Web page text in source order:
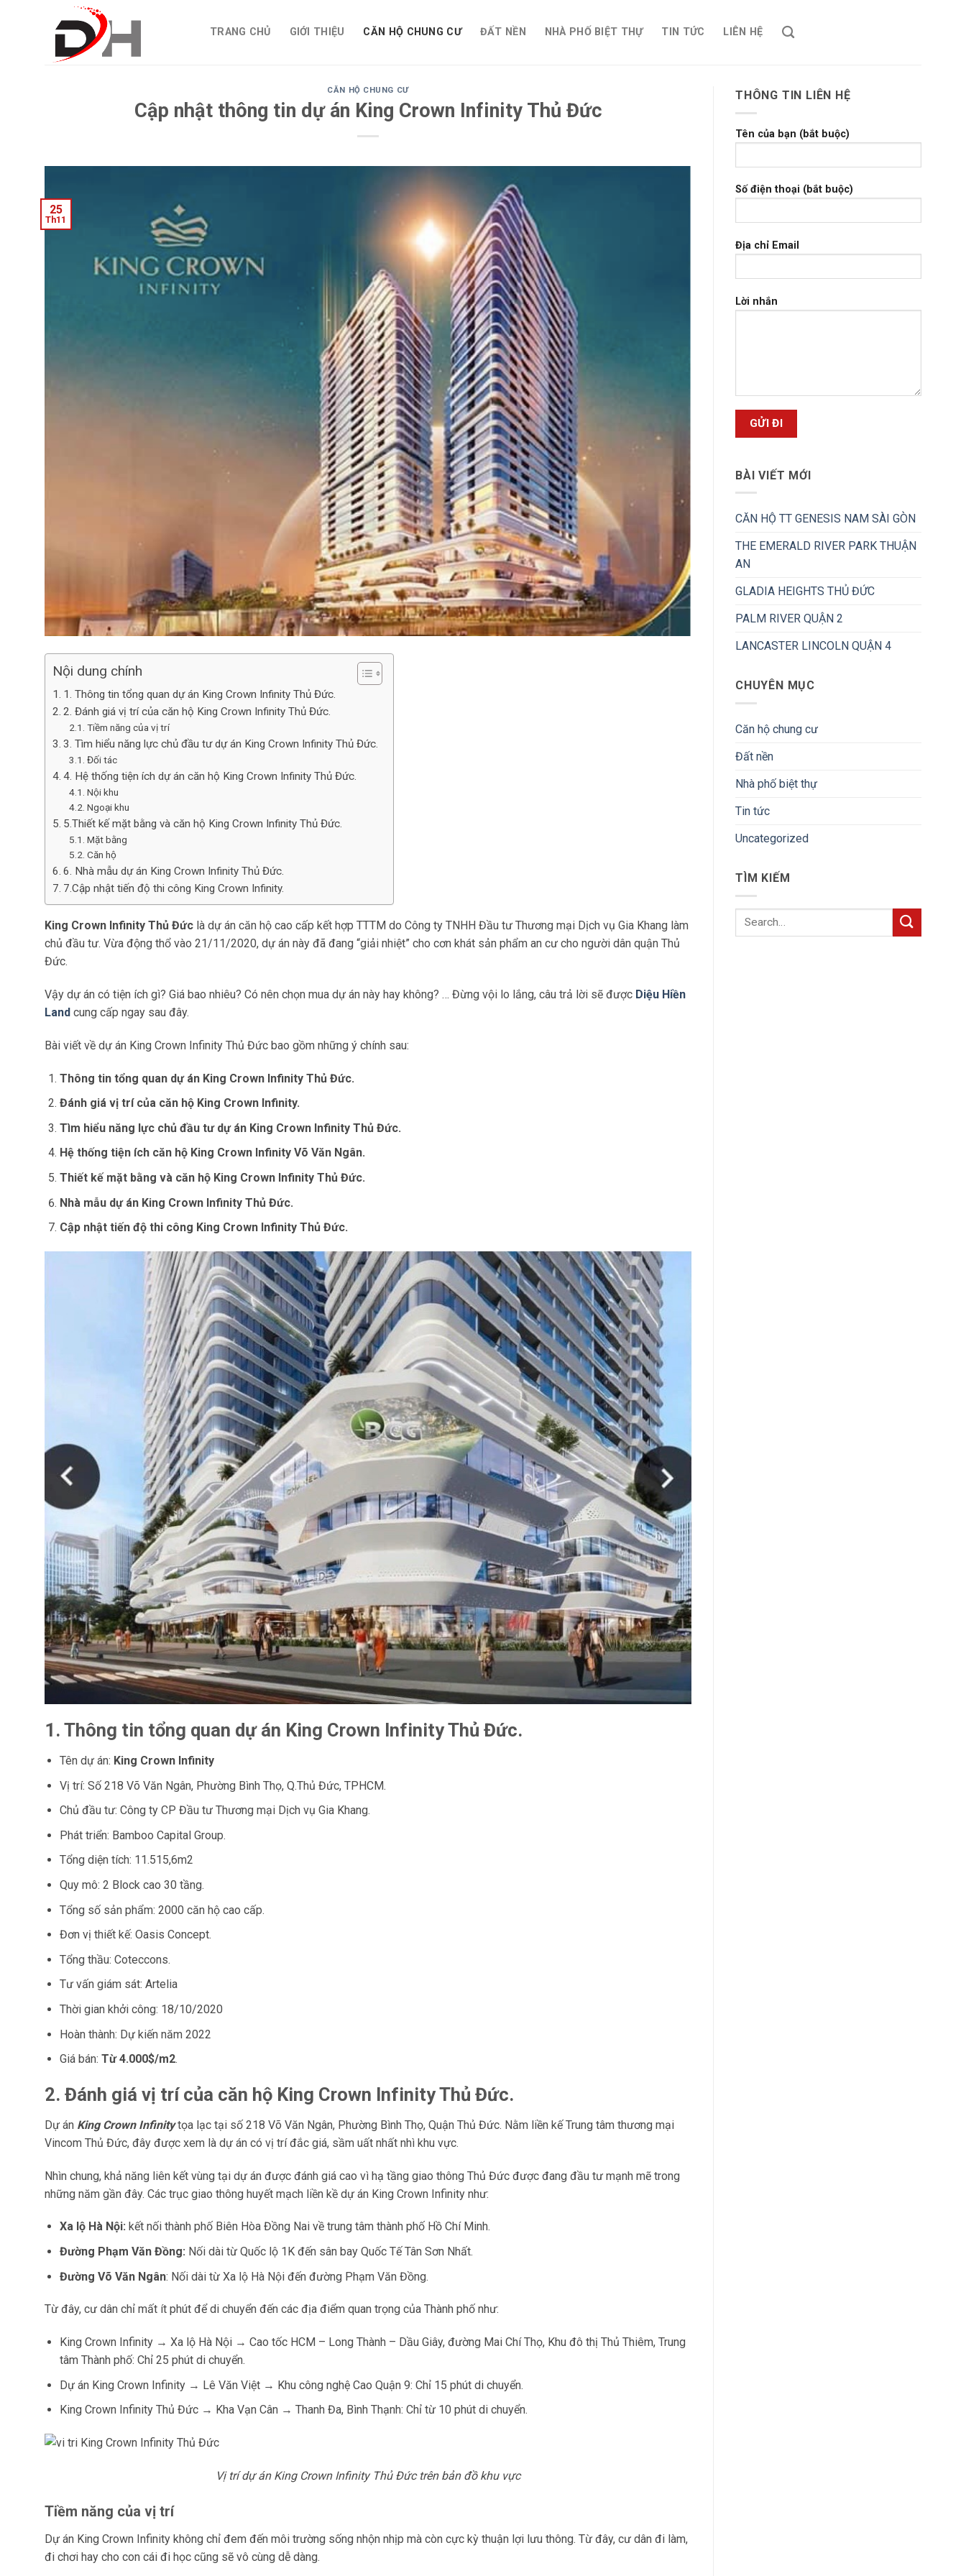
TRANG CHỦ GIỚI THIỆU CĂN HỘ CHUNG CƯ ĐẤT NỀN NHÀ PHỐ BIỆT THỰ TIN TỨC LIÊN HỆ
CĂN HỘ CHUNG CƯ
Cập nhật thông tin dự án King Crown Infinity Thủ Đức
25
Th11
Nội dung chính
1. Thông tin tổng quan dự án King Crown Infinity Thủ Đức.
2. Đánh giá vị trí của căn hộ King Crown Infinity Thủ Đức.
Tiềm năng của vị trí
3. Tìm hiểu năng lực chủ đầu tư dự án King Crown Infinity Thủ Đức.
Đối tác
4. Hệ thống tiện ích dự án căn hộ King Crown Infinity Thủ Đức.
Nội khu
Ngoại khu
5.Thiết kế mặt bằng và căn hộ King Crown Infinity Thủ Đức.
Mặt bằng
Căn hộ
6. Nhà mẫu dự án King Crown Infinity Thủ Đức.
7.Cập nhật tiến độ thi công King Crown Infinity.
King Crown Infinity Thủ Đức là dự án căn hộ cao cấp kết hợp TTTM do Công ty TNHH Đầu tư Thương mại Dịch vụ Gia Khang làm
chủ đầu tư. Vừa động thổ vào 21/11/2020, dự án này đã đang “giải nhiệt” cho cơn khát sản phẩm an cư cho người dân quận Thủ
Đức.
Vậy dự án có tiện ích gì? Giá bao nhiêu? Có nên chọn mua dự án này hay không? … Đừng vội lo lắng, câu trả lời sẽ được Diệu Hiền
Land cung cấp ngay sau đây.
Bài viết về dự án King Crown Infinity Thủ Đức bao gồm những ý chính sau:
Thông tin tổng quan dự án King Crown Infinity Thủ Đức.
Đánh giá vị trí của căn hộ King Crown Infinity.
Tìm hiểu năng lực chủ đầu tư dự án King Crown Infinity Thủ Đức.
Hệ thống tiện ích căn hộ King Crown Infinity Võ Văn Ngân.
Thiết kế mặt bằng và căn hộ King Crown Infinity Thủ Đức.
Nhà mẫu dự án King Crown Infinity Thủ Đức.
Cập nhật tiến độ thi công King Crown Infinity Thủ Đức.
1. Thông tin tổng quan dự án King Crown Infinity Thủ Đức.
Tên dự án: King Crown Infinity
Vị trí: Số 218 Võ Văn Ngân, Phường Bình Thọ, Q.Thủ Đức, TPHCM.
Chủ đầu tư: Công ty CP Đầu tư Thương mại Dịch vụ Gia Khang.
Phát triển: Bamboo Capital Group.
Tổng diện tích: 11.515,6m2
Quy mô: 2 Block cao 30 tầng.
Tổng số sản phẩm: 2000 căn hộ cao cấp.
Đơn vị thiết kế: Oasis Concept.
Tổng thầu: Coteccons.
Tư vấn giám sát: Artelia
Thời gian khởi công: 18/10/2020
Hoàn thành: Dự kiến năm 2022
Giá bán: Từ 4.000$/m2.
2. Đánh giá vị trí của căn hộ King Crown Infinity Thủ Đức.
Dự án King Crown Infinitytọa lạc tại số 218 Võ Văn Ngân, Phường Bình Thọ, Quận Thủ Đức. Nằm liền kế Trung tâm thương mại
Vincom Thủ Đức, đây được xem là dự án có vị trí đắc giá, sầm uất nhất nhì khu vực.
Nhìn chung, khả năng liên kết vùng tại dự án được đánh giá cao vì hạ tầng giao thông Thủ Đức được đang đầu tư mạnh mẽ trong
những năm gần đây. Các trục giao thông huyết mạch liền kề dự án King Crown Infinity như:
Xa lộ Hà Nội: kết nối thành phố Biên Hòa Đồng Nai về trung tâm thành phố Hồ Chí Minh.
Đường Phạm Văn Đồng: Nối dài từ Quốc lộ 1K đến sân bay Quốc Tế Tân Sơn Nhất.
Đường Võ Văn Ngân: Nối dài từ Xa lộ Hà Nội đến đường Phạm Văn Đồng.
Từ đây, cư dân chỉ mất ít phút để di chuyển đến các địa điểm quan trọng của Thành phố như:
King Crown Infinity → Xa lộ Hà Nội → Cao tốc HCM – Long Thành – Dầu Giây, đường Mai Chí Thọ, Khu đô thị Thủ Thiêm, Trung
tâm Thành phố: Chỉ 25 phút di chuyển.
Dự án King Crown Infinity → Lê Văn Việt → Khu công nghệ Cao Quận 9: Chỉ 15 phút di chuyển.
King Crown Infinity Thủ Đức → Kha Vạn Cân → Thanh Đa, Bình Thạnh: Chỉ từ 10 phút di chuyển.
Vị trí dự án King Crown Infinity Thủ Đức trên bản đồ khu vực
Tiềm năng của vị trí
Dự án King Crown Infinity không chỉ đem đến môi trường sống nhộn nhịp mà còn cực kỳ thuận lợi lưu thông. Từ đây, cư dân đi làm,
đi chơi hay cho con cái đi học cũng sẽ vô cùng dễ dàng.
THÔNG TIN LIÊN HỆ
Tên của bạn (bắt buộc)
Số điện thoại (bắt buộc)
Địa chỉ Email
Lời nhắn
BÀI VIẾT MỚI
CĂN HỘ TT GENESIS NAM SÀI GÒN
THE EMERALD RIVER PARK THUẬN
AN
GLADIA HEIGHTS THỦ ĐỨC
PALM RIVER QUẬN 2
LANCASTER LINCOLN QUẬN 4
CHUYÊN MỤC
Căn hộ chung cư
Đất nền
Nhà phố biệt thự
Tin tức
Uncategorized
TÌM KIẾM